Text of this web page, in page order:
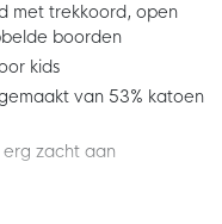
met trekkoord, open
boorden
kids
van 53% katoen
zacht aan
Joggingbroek Kids